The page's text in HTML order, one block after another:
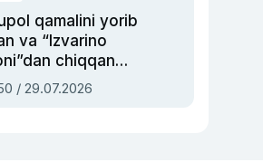
qamalini yorib
va “Izvarino
chiqqan
— Ukraina
bosh
/ 29.07.2026